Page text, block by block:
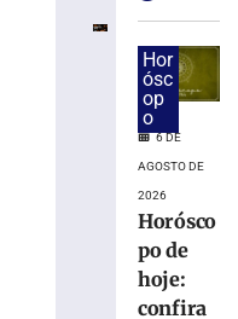
confira
as
previsões
quinta-
(06/08)
Hor
ósc
op
o
6 DE
AGOSTO DE
2026
Horósco
po de
hoje:
confira